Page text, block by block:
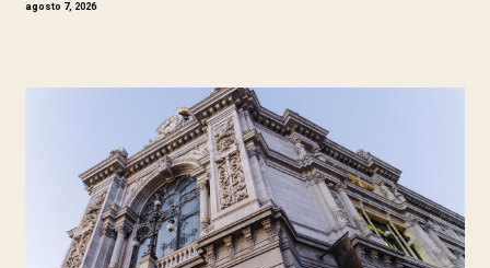
agosto 7, 2026